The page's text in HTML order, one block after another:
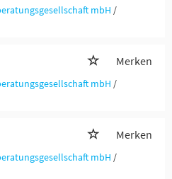
mbH /
Merken
mbH /
Merken
mbH /